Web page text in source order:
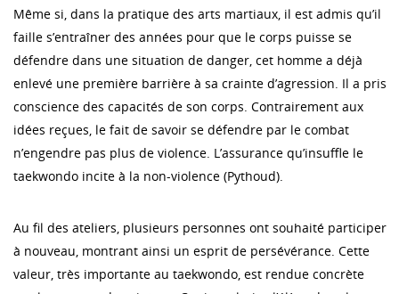
Même si, dans la pratique des arts martiaux, il est admis qu’il
faille s’entraîner des années pour que le corps puisse se
défendre dans une situation de danger, cet homme a déjà
enlevé une première barrière à sa crainte d’agression. Il a pris
conscience des capacités de son corps. Contrairement aux
idées reçues, le fait de savoir se défendre par le combat
n’engendre pas plus de violence. L’assurance qu’insuffle le
taekwondo incite à la non-violence (Pythoud).
Au fil des ateliers, plusieurs personnes ont souhaité participer
à nouveau, montrant ainsi un esprit de persévérance. Cette
valeur, très importante au taekwondo, est rendue concrète